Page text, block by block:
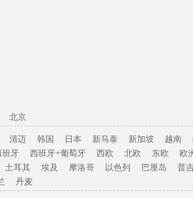
北京
清迈 韩国 日本 新马泰 新加坡 越南
班牙 西班牙+葡萄牙 西欧 北欧 东欧 欧
土耳其 埃及 摩洛哥 以色列 巴厘岛 普
丹麦